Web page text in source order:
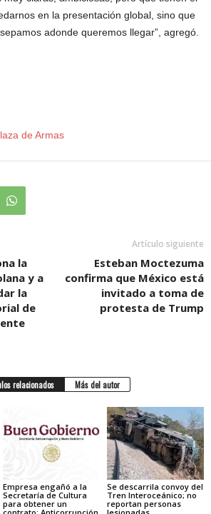
en la presentación global, sino que
adonde queremos llegar”, agregó.
de Armas
la
y a
la
de
Artículo siguiente
Esteban Moctezuma
confirma que México está
invitado a toma de
protesta de Trump
relacionados Más del autor
Empresa engañó a la
Secretaría de Cultura
para obtener un
Se descarrila convoy del
Tren Interoceánico; no
reportan personas